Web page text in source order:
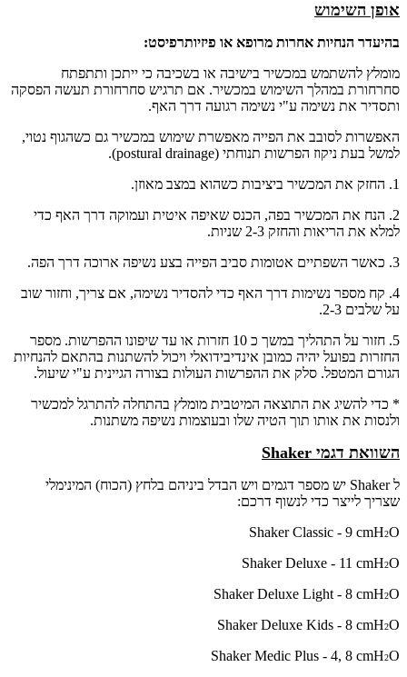
אופן השימוש
בהיעדר הנחיות אחרות מרופא או פיזיותרפיסט:
מומלץ להשתמש במכשיר בישיבה או בשכיבה כי ייתכן ותתפתח
סחרחורת במהלך השימוש במכשיר. אם תרגיש סחרחורת תעשה הפסקה
ותסדיר את נשימה ע"י נשימה רגועה דרך האף.
האפשרות לסובב את הפייה מאפשרת שימוש במכשיר גם כשהגוף נטוי,
למשל בעת ניקוז הפרשות תנוחתי (postural drainage).
1. החזק את המכשיר ביציבות כשהוא במצב מאוזן.
2. הנח את המכשיר בפה, הכנס שאיפה איטית ועמוקה דרך האף כדי
למלא את הריאות והחזק 2-3 שניות.
3. כאשר השפתיים אטומות סביב הפייה בצע נשיפה ארוכה דרך הפה.
4. קח מספר נשימות דרך האף כדי להסדיר נשימה, אם צריך, וחזור שוב
על שלבים 2-3.
5. חזור על התהליך במשך כ 10 חזרות או עד שיפונו ההפרשות. מספר
החזרות בפועל יהיה כמובן אינדיבידואלי ויכול להשתנות בהתאם להנחיות
הגורם המטפל. סלק את ההפרשות העולות בצורה הגיינית ע"י שיעול.
* כדי להשיג את התוצאה המיטבית מומלץ בהתחלה להתרגל למכשיר
ולנסות את אותו תוך הטיה שלו ובעוצמות נשיפה משתנות.
השוואת דגמי Shaker
ל Shaker יש מספר דגמים ויש הבדל ביניהם בלחץ (הכוח) המינימלי
שצריך לייצר כדי לנשוף דרכם:
Shaker Classic - 9 cmH2O
Shaker Deluxe - 11 cmH2O
Shaker Deluxe Light - 8 cmH2O
Shaker Deluxe Kids - 8 cmH2O
Shaker Medic Plus - 4, 8 cmH2O